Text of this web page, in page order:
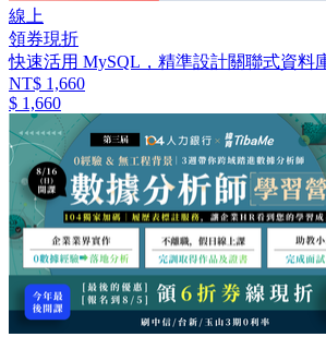
線上
領券現折
快速活用 MySQL，精準設計關聯式資料
NT$ 1,660
$ 1,660